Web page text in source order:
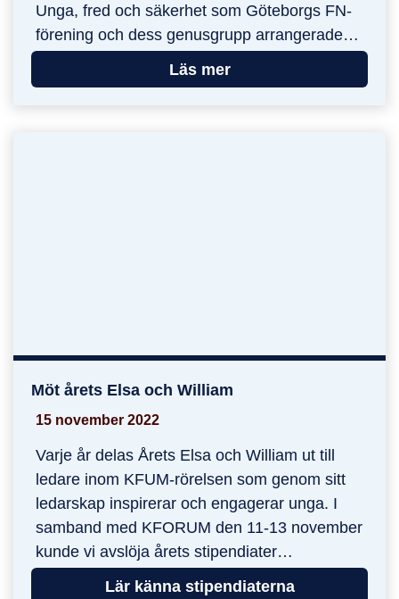
Unga, fred och säkerhet som Göteborgs FN-
förening och dess genusgrupp arrangerade…
Läs mer
Möt årets Elsa och William
Möt årets Elsa och William
15 november 2022
Varje år delas Årets Elsa och William ut till
ledare inom KFUM-rörelsen som genom sitt
ledarskap inspirerar och engagerar unga. I
samband med KFORUM den 11-13 november
kunde vi avslöja årets stipendiater…
Lär känna stipendiaterna